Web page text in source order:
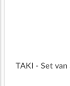
TAKI - Set